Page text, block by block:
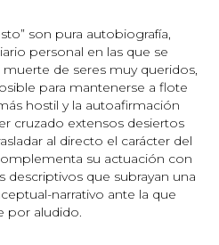
son pura autobiografía,
personal en las que se
de seres muy queridos,
para mantenerse a flote
hostil y la autoafirmación
cruzado extensos desiertos
al directo el carácter del
su actuación con
que subrayan una
narrativo ante la que
por aludido.